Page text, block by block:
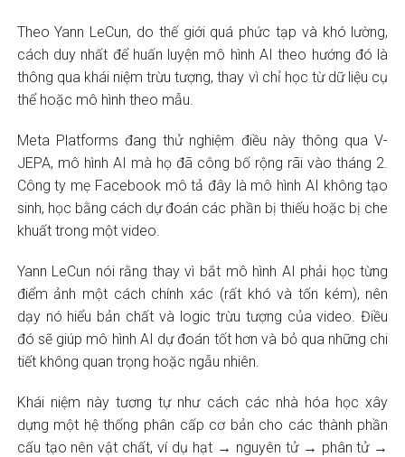
Theo Yann LeCun, do thế giới quá phức tạp và khó lường,
cách duy nhất để huấn luyện mô hình AI theo hướng đó là
thông qua khái niệm trừu tượng, thay vì chỉ học từ dữ liệu cụ
thể hoặc mô hình theo mẫu.
Meta Platforms đang thử nghiệm điều này thông qua V-
JEPA, mô hình AI mà họ đã công bố rộng rãi vào tháng 2.
Công ty mẹ Facebook mô tả đây là mô hình AI không tạo
sinh, học bằng cách dự đoán các phần bị thiếu hoặc bị che
khuất trong một video.
Yann LeCun nói rằng thay vì bắt mô hình AI phải học từng
điểm ảnh một cách chính xác (rất khó và tốn kém), nên
dạy nó hiểu bản chất và logic trừu tượng của video. Điều
đó sẽ giúp mô hình AI dự đoán tốt hơn và bỏ qua những chi
tiết không quan trọng hoặc ngẫu nhiên.
Khái niệm này tương tự như cách các nhà hóa học xây
dựng một hệ thống phân cấp cơ bản cho các thành phần
cấu tạo nên vật chất, ví dụ hạt → nguyên tử → phân tử →